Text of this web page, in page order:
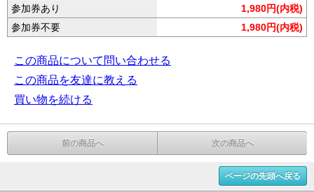
参加券あり
1,980円(内税)
参加券不要
1,980円(内税)
この商品について問い合わせる
この商品を友達に教える
買い物を続ける
前の商品へ 次の商品へ
ページの先頭へ戻る